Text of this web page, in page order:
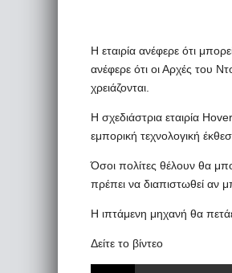
Η εταιρία ανέφερε ότι
ανέφερε ότι οι Αρχές του
χρειάζονται.
Η σχεδιάστρια εταιρία
εμπορική τεχνολογική
Όσοι πολίτες θέλουν θα
πρέπει να διαπιστωθεί αν
Η ιπτάμενη μηχανή θα
Δείτε το βίντεο